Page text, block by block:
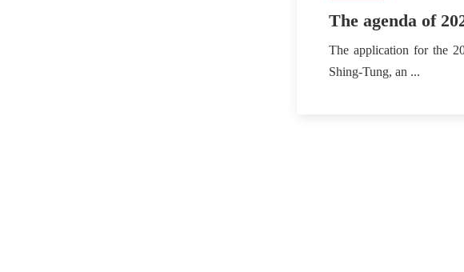
The agenda of
The application for the
Shing-Tung, an ...